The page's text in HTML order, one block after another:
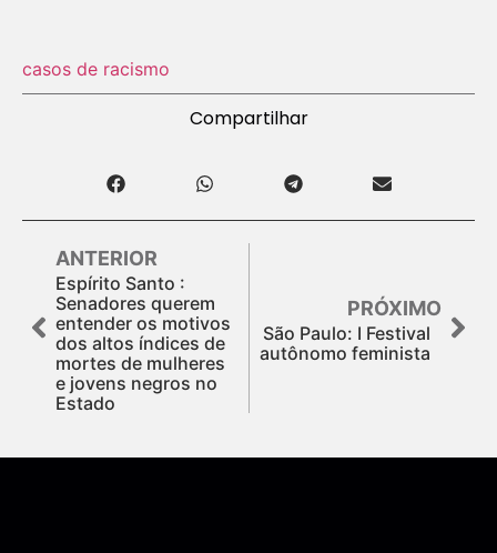
casos de racismo
Compartilhar
ANTERIOR
Espírito Santo :
Senadores querem
entender os motivos
dos altos índices de
mortes de mulheres
e jovens negros no
Estado
PRÓXIMO
São Paulo: I Festival
autônomo feminista